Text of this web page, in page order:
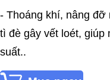
- Thoáng khí, nâng
tì đè gây vết loét, giúp
suất..